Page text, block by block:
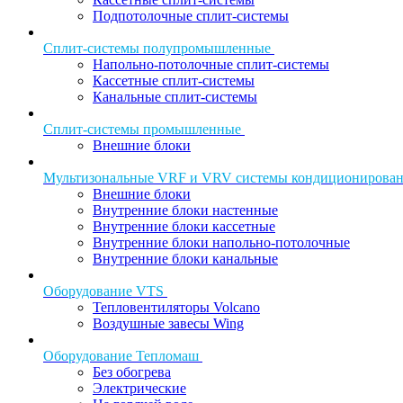
Подпотолочные сплит-системы
Сплит-системы полупромышленные
Напольно-потолочные сплит-системы
Кассетные сплит-системы
Канальные сплит-системы
Сплит-системы промышленные
Внешние блоки
Мультизональные VRF и VRV системы
Внешние блоки
Внутренние блоки настенные
Внутренние блоки кассетные
Внутренние блоки напольно-потолочные
Внутренние блоки канальные
Оборудование VTS
Тепловентиляторы Volcano
Воздушные завесы Wing
Оборудование Тепломаш
Без обогрева
Электрические